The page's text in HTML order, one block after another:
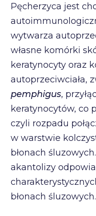
Pęcherzyca jest
wytwarza
własne komórki
keratynocyty oraz
autoprzeciwciała,
pemphigus,
keratynocytów, co
czyli rozpadu
w warstwie
błonach
akantolizy
błonach śluzowych.